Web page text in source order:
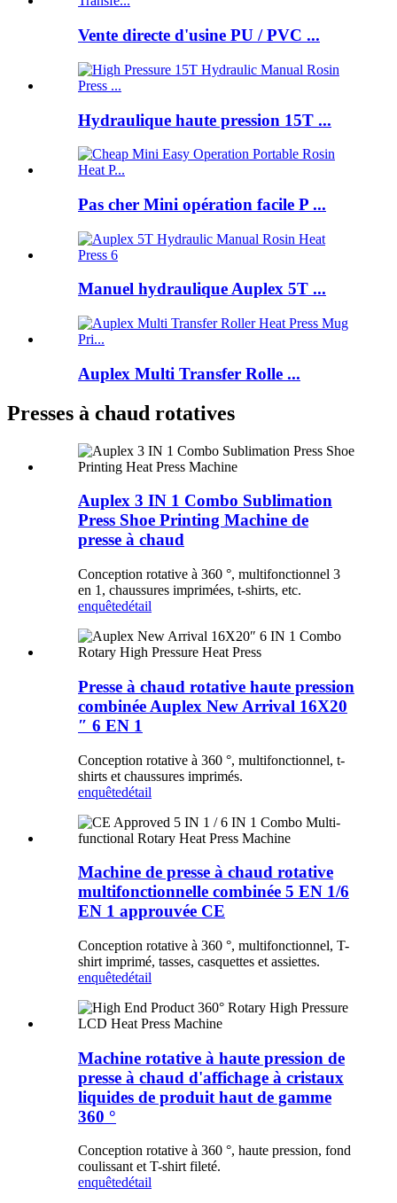
Vente directe d'usine PU / PVC ...
Hydraulique haute pression 15T ...
Pas cher Mini opération facile P ...
Manuel hydraulique Auplex 5T ...
Auplex Multi Transfer Rolle ...
Presses à chaud rotatives
Auplex 3 IN 1 Combo Sublimation
Press Shoe Printing Machine de
presse à chaud
Conception rotative à 360 °, multifonctionnel 3
en 1, chaussures imprimées, t-shirts, etc.
enquêtedétail
Presse à chaud rotative haute pression
combinée Auplex New Arrival 16X20
″ 6 EN 1
Conception rotative à 360 °, multifonctionnel, t-
shirts et chaussures imprimés.
enquêtedétail
Machine de presse à chaud rotative
multifonctionnelle combinée 5 EN 1/6
EN 1 approuvée CE
Conception rotative à 360 °, multifonctionnel, T-
shirt imprimé, tasses, casquettes et assiettes.
enquêtedétail
Machine rotative à haute pression de
presse à chaud d'affichage à cristaux
liquides de produit haut de gamme
360 ​​°
Conception rotative à 360 °, haute pression, fond
coulissant et T-shirt fileté.
enquêtedétail